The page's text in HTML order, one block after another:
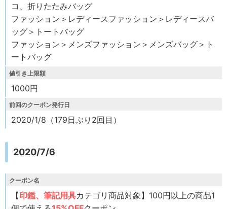
コ、折りたたみバッグ
ファッション＞レディースファッション＞レディースバ
ッグ＞トートバッグ
ファッション＞メンズファッション＞メンズバッグ＞ト
ートバッグ
値引き上限額
1000円
前回のクーポン発行日
2020/1/8（179日ぶり2回目）
2020/7/6
クーポン名
【印鑑、筆記用具カテゴリ商品対象】100円以上の商品1